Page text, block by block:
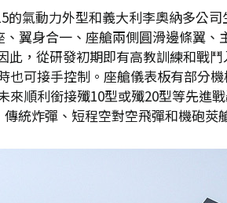
氣動力外型和義大利李奧納多公
翼身合一、座艙兩側圓滑邊條翼
，從研發初期即有高教訓練和戰
可接手控制。座艙儀表板有部分
順利銜接殲10型或殲20型等先進
統炸彈、短程空對空飛彈和機砲莢